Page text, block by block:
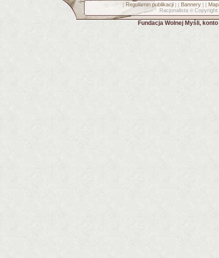
[ Regulamin publikacji] [ Bannery] [
Racjonalista © Copyright
Fundacja Wolnej Myśli,